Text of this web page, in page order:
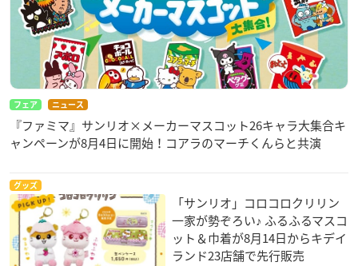
フェア ニュース
『ファミマ』サンリオ×メーカーマスコット26キャラ大集合キ
ャンペーンが8月4日に開始！コアラのマーチくんらと共演
グッズ
「サンリオ」コロコロクリリン
一家が勢ぞろい♪ ふるふるマスコ
ット＆巾着が8月14日からキデイ
ランド23店舗で先行販売